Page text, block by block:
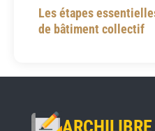
Les étapes
de bâtiment collectif
ARCHILIBRE